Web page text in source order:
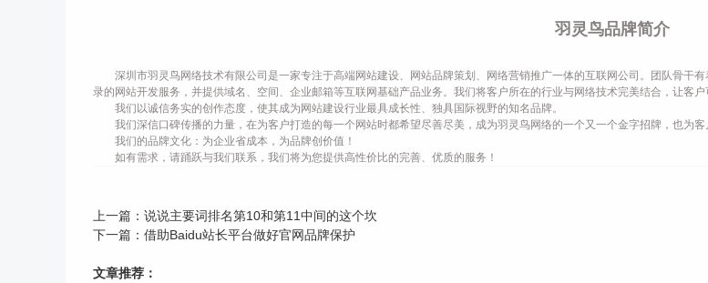
羽灵鸟品牌简介
深圳市羽灵鸟网络技术有限公司是一家专注于高端网站建设、网站品牌策划、网络营销推广一体的互联网公司。团队骨干
录的网站开发服务，并提供域名、空间、企业邮箱等互联网基础产品业务。我们将客户所在的行业与网络技术完美结合，让客
我们以诚信务实的创作态度，使其成为网站建设行业最具成长性、独具国际视野的知名品牌。
我们深信口碑传播的力量，在为客户打造的每一个网站时都希望尽善尽美，成为羽灵鸟网络的一个又一个金字招牌，也为客
我们的品牌文化：为企业省成本，为品牌创价值！
如有需求，请踊跃与我们联系，我们将为您提供高性价比的完善、优质的服务！
上一篇： 说说主要词排名第10和第11中间的这个坎
下一篇： 借助Baidu站长平台做好官网品牌保护
文章推荐：